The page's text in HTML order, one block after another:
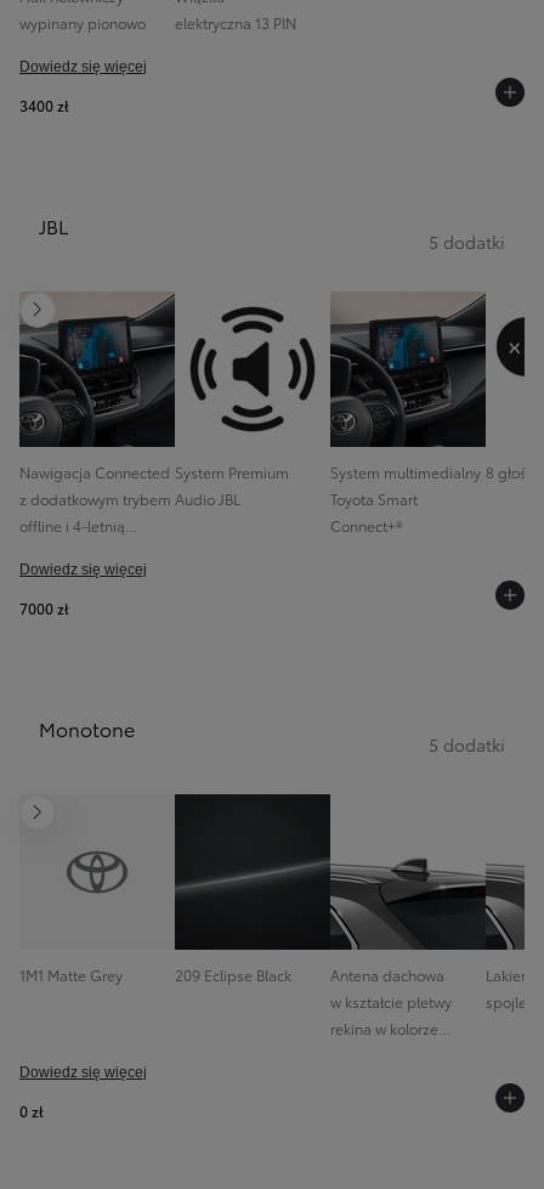
wypinany pionowo
elektryczna 13 PIN
Dowiedz się więcej
3400 zł
JBL
5 dodatki
Następny
Nawigacja Connected
z dodatkowym trybem
offline i 4-letnią
danych
System Premium
Audio JBL
System multimedialny
Toyota Smart
Connect+®
8
Dowiedz się więcej
7000 zł
Monotone
5 dodatki
Następny
1M1 Matte Grey 209 Eclipse Black
Antena dachowa
w kształcie płetwy
rekina w kolorze
spojler
Dowiedz się więcej
0 zł